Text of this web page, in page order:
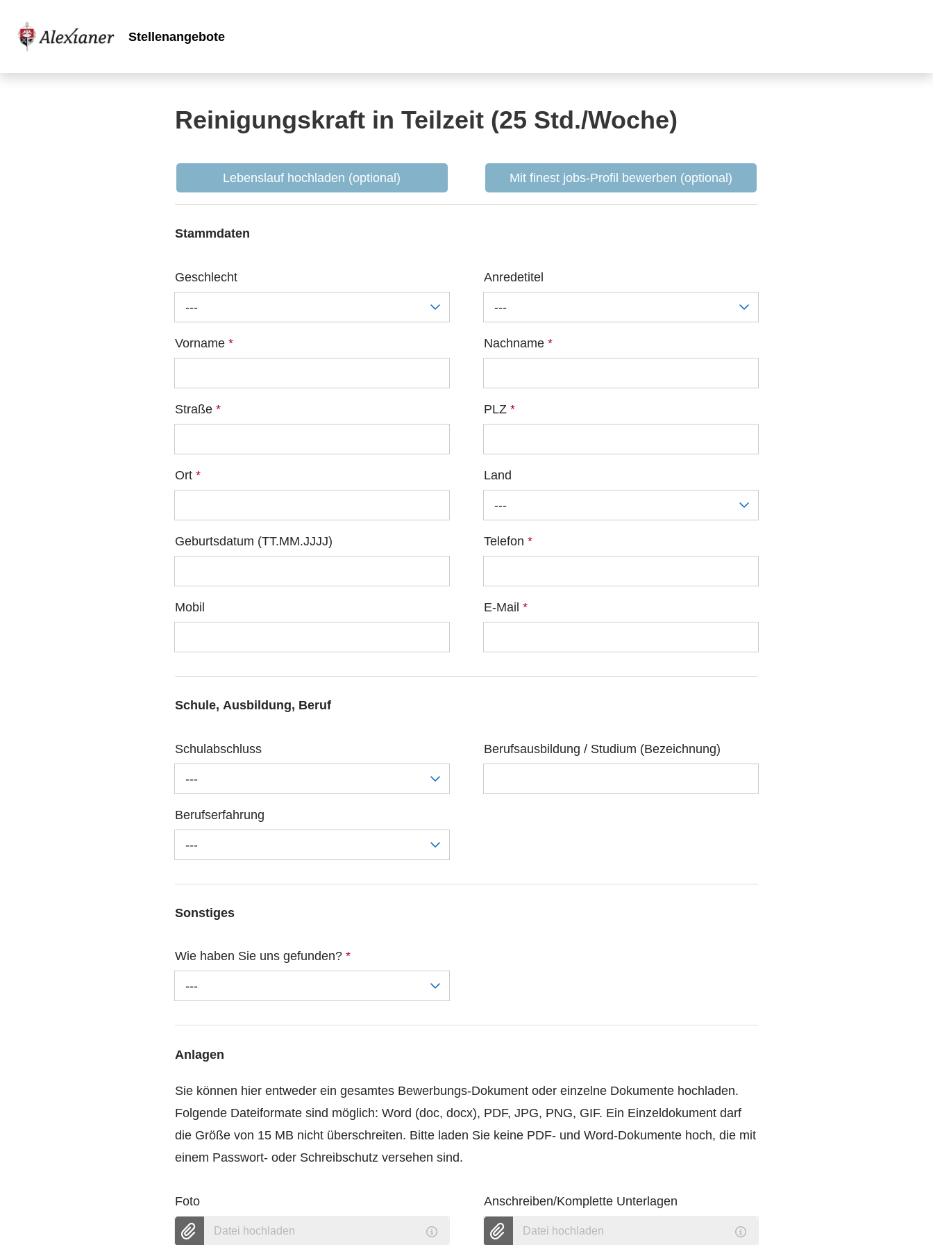
Stellenangebote
Reinigungskraft in Teilzeit (25 Std./Woche)
Lebenslauf hochladen (optional) Mit finest jobs-Profil bewerben (optional)
Stammdaten
Geschlecht
---
Anredetitel
---
Vorname * Nachname*
Straße * PLZ*
Ort * Land
---
Geburtsdatum (TT.MM.JJJJ) Telefon*
Mobil E-Mail*
Schule, Ausbildung, Beruf
Schulabschluss
---
Berufsausbildung / Studium (Bezeichnung)
Berufserfahrung
---
Sonstiges
Wie haben Sie uns gefunden? *
---
Anlagen
Sie können hier entweder ein gesamtes Bewerbungs-Dokument oder einzelne Dokumente hochladen.
Folgende Dateiformate sind möglich: Word (doc, docx), PDF, JPG, PNG, GIF. Ein Einzeldokument darf
die Größe von 15 MB nicht überschreiten. Bitte laden Sie keine PDF- und Word-Dokumente hoch, die mit
einem Passwort- oder Schreibschutz versehen sind.
Foto
Datei hochladen
Anschreiben/Komplette Unterlagen
Datei hochladen